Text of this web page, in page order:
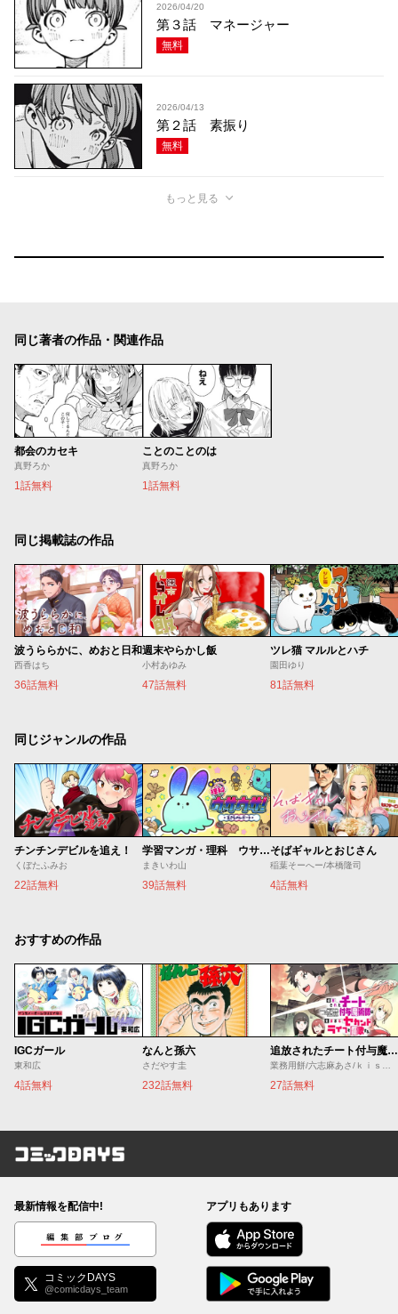
2026/04/20
第３話 マネージャー
無料
2026/04/13
第２話 素振り
無料
もっと見る
同じ著者の作品・関連作品
都会のカセキ
真野ろか
1話無料
ことのことのは
真野ろか
1話無料
同じ掲載誌の作品
波うららかに、めおと日和
西香はち
36話無料
週末やらかし飯
小村あゆみ
47話無料
ツレ猫 マルルとハチ
園田ゆり
81話無料
同じジャンルの作品
チンチンデビルを追え！
くぼたふみお
22話無料
学習マンガ・理科 ウサウサ！
まきいわ山
39話無料
そばギャルとおじさん
稲葉そーへー/本橋隆司
4話無料
おすすめの作品
IGCガール
東和広
4話無料
なんと孫六
さだやす圭
232話無料
追放されたチート付与魔術師は気ままなセカンドライフを謳歌する。 ～俺は武器だけじゃなく、あらゆるものに『強化ポイント』を付与できるし、俺の意思でいつでも効果を解除できるけど、残った人たち大丈夫？～
27話無料
コミックDAYS
最新情報を配信中!
編集部ブログ
コミックDAYS
@comicdays_team
アプリもあります